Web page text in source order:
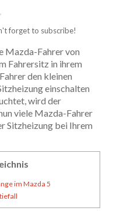
forget to subscribe!
Mazda-Fahrer von
Fahrersitz in ihrem
den kleinen
einschalten
wird der
viele Mazda-Fahrer
Sitzheizung bei Ihrem
im Mazda 5